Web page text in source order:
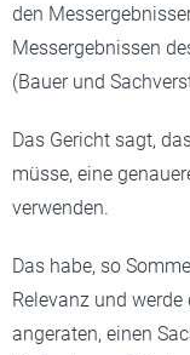
den
Messergebnissen
(Bauer und
Das Gericht sagt,
müsse, eine
verwenden.
Das habe, so
Relevanz und
angeraten, einen